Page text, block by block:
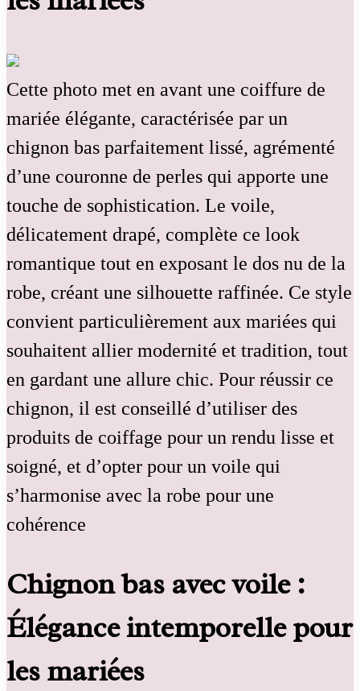
Cette photo met en avant une coiffure de
mariée élégante, caractérisée par un
chignon bas parfaitement lissé, agrémenté
d’une couronne de perles qui apporte une
touche de sophistication. Le voile,
délicatement drapé, complète ce look
romantique tout en exposant le dos nu de la
robe, créant une silhouette raffinée. Ce style
convient particulièrement aux mariées qui
souhaitent allier modernité et tradition, tout
en gardant une allure chic. Pour réussir ce
chignon, il est conseillé d’utiliser des
produits de coiffage pour un rendu lisse et
soigné, et d’opter pour un voile qui
s’harmonise avec la robe pour une
cohérence
Chignon bas avec voile :
Élégance intemporelle pour
les mariées